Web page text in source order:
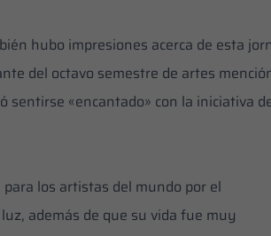
hubo impresiones acerca de esta
del octavo semestre de artes
sentirse «encantado» con la iniciativa
los artistas del mundo por el
además de que su vida fue muy